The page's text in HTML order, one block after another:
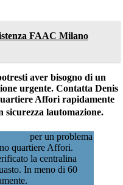
FAAC Milano
aver bisogno di un
urgente. Contatta Denis
Affori rapidamente
lautomazione.
per un problema
quartiere Affori.
la centralina
In meno di 60